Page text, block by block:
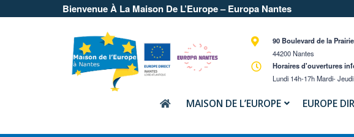
Bienvenue À La Maison De L’Europe – Europa Nantes
90 Boulevard de la
44200 Nantes
Horaires d'ouvertures
Lundi 14h-17h Mardi-
MAISON DE L’EUROPE EUROPE